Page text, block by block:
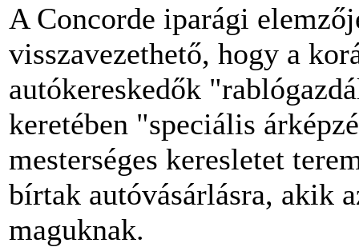
A Concorde iparági
visszavezethető, hogy a
autókereskedők
keretében "speciális
mesterséges keresletet
bírtak autóvásárlásra, akik
maguknak.